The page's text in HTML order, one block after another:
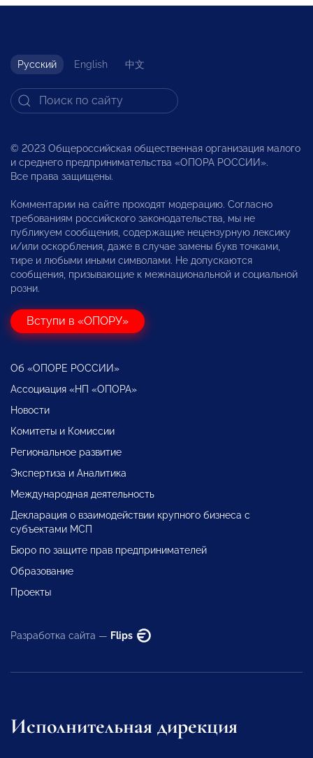
Русский English 中文
© 2023 Общероссийская общественная организация малого
и среднего предпринимательства «ОПОРА РОССИИ».
Все права защищены.
Комментарии на сайте проходят модерацию. Согласно
требованиям российского законодательства, мы не
публикуем сообщения, содержащие нецензурную лексику
и/или оскорбления, даже в случае замены букв точками,
тире и любыми иными символами. Не допускаются
сообщения, призывающие к межнациональной и социальной
розни.
Вступи в «ОПОРУ»
Об «ОПОРЕ РОССИИ»
Ассоциация «НП «ОПОРА»
Новости
Комитеты и Комиссии
Региональное развитие
Экспертиза и Аналитика
Международная деятельность
Декларация о взаимодействии крупного бизнеса с
субъектами МСП
Бюро по защите прав предпринимателей
Образование
Проекты
Разработка сайта — Flips
Исполнительная дирекция